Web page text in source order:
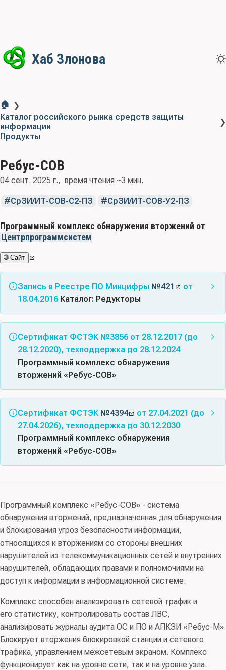
Хаб Злонова
🏠 ❯
Каталог российского рынка средств защиты
информации
❯
Продукты
Ребус-СОВ
04 сент. 2025 г. время чтения ~3 мин.
СрЗИ/ИТ-СОВ-С2-ПЗ СрЗИ/ИТ-СОВ-У2-ПЗ
Программный комплекс обнаружения вторжений от
Центрпрограммсистем
🌐 Сайт
Запись в Реестре ПО Минцифры №421
от
18.04.2016 Каталог: Редукторы
Альтернативные названия:Каталог: Редукторы
(приложение для КОМПАС-3D/КОМПАС-График)
Класс(ы) ПО:08.02 - Универсальные
машиностроительные средства автоматизированного
проектирования (MCAD); 12.20 - Информационные
системы для решения специфических отраслевых
проектирования (CAD); 08.04 - Средства
автоматизированного проектирования для
радиоэлектроники и электротехники (ECAD, EDA)
63.11 Услуги по обработке данных, размещению и
взаимосвязанные услуги; 58.29.4 Обеспечение
программное в диалоговом режиме
Правообладатель:ООО “АСКОН-СИСТЕМЫ
ПРОЕКТИРОВАНИЯ” (ИНН 7801619483)
Сертификат ФСТЭК №3856 от 28.12.2017 (до
28.12.2020), техподдержка до 28.12.2024
Программный комплекс обнаружения
вторжений «Ребус-СОВ»
Соответствует требованиям документов: Требования
к СОВ, Профили защиты СОВ(cети второго класса
защиты. ИТ.СОВ.С2.ПЗ), Профили защиты СОВ(узла
второго класса защиты. ИТ.СОВ.У2.ПЗ)
Схема сертификации:серия, испытательная
лаборатория:АО «НПО «Эшелон», орган сертификации:
ИТ-СОВ-С2-ПЗ ИТ-СОВ-У2-ПЗ
Сертификат ФСТЭК №4394
от 27.04.2021 (до
27.04.2026), техподдержка до 30.12.2030
Программный комплекс обнаружения
вторжений «Ребус-СОВ»
Профили защиты СОВ(узла второго класса защиты.
ИТ.СОВ.У2.ПЗ)
Схема сертификации:серия, испытательная
лаборатория: АО «НПО «Эшелон», орган сертификации:
АО «Лаборатория ППШ» , заявитель:АО НИИ ЦПС
Программный комплекс «Ребус-СОВ» - система
обнаружения вторжений, предназначенная для обнаружения
и блокирования угроз безопасности информации,
относящихся к вторжениям со стороны внешних
нарушителей из телекоммуникационных сетей и внутренних
нарушителей, обладающих правами и полномочиями на
доступ к информации в информационной системе.
Комплекс способен анализировать сетевой трафик и
его статистику, контролировать состав ЛВС,
анализировать журналы аудита ОС и ПО и АПКЗИ «Ребус-М».
Блокирует вторжения блокировкой станции и сетевого
трафика, управлением межсетевым экраном. Комплекс
функционирует как на уровне сети, так и на уровне узла.